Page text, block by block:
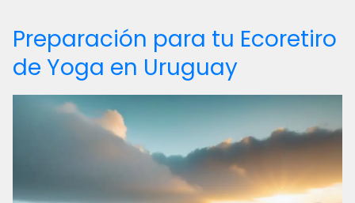
Preparación para tu Ecoretiro
de Yoga en Uruguay